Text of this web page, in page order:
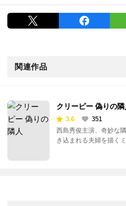
関連作品
クリーピー 偽りの隣
3.6
351
西島秀俊主演、奇妙な
き込まれる夫婦を描く